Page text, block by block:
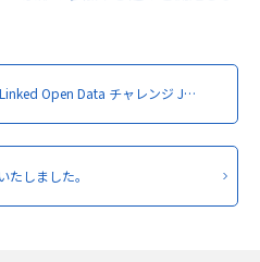
Open Data チャレンジ J…
たしました。